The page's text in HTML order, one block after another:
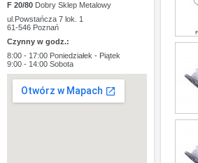
F 20/80 Dobry Sklep Metalowy
ul.Powstańcza 7 lok. 1
61-546 Poznań
Czynny w godz.:
8:00 - 17:00 Poniedziałek - Piątek
9:00 - 14:00 Sobota